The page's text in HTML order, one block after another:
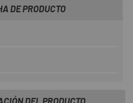
DE PRODUCTO